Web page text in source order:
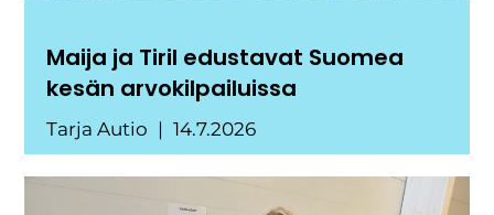
Maija ja Tiril edustavat Suomea
kesän arvokilpailuissa
Tarja Autio 14.7.2026